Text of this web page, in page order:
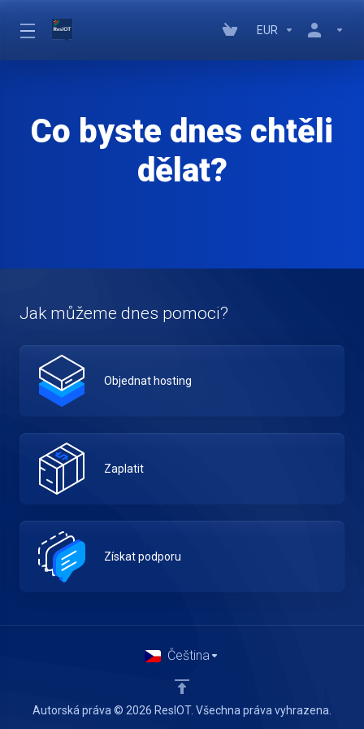
EUR
Co byste dnes chtěli
dělat?
Jak můžeme dnes pomoci?
Objednat hosting
Zaplatit
Získat podporu
Autorská práva © 2026 ResIOT. Všechna práva vyhrazena.
Čeština